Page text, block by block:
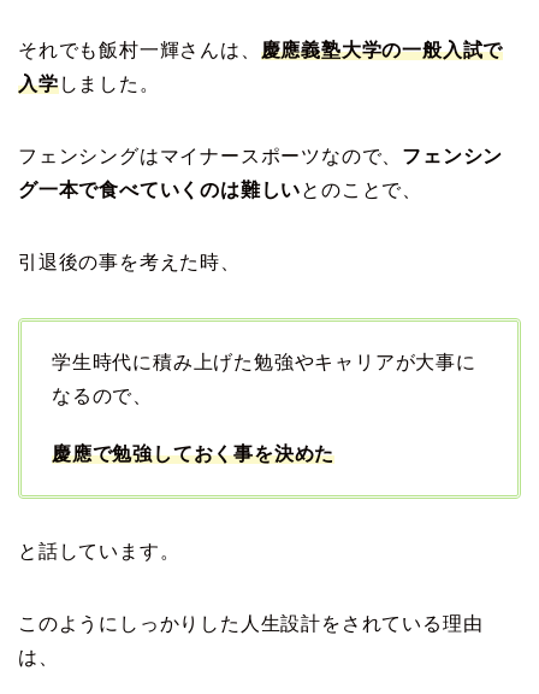
それでも飯村一輝さんは、 慶應義塾大学の一般入試で
入学しました。
フェンシングはマイナースポーツなので、 フェンシン
グ一本で食べていくのは難しいとのことで、
引退後の事を考えた時、
学生時代に積み上げた勉強やキャリアが大事に
なるので、
慶應で勉強しておく事を決めた
と話しています。
このようにしっかりした人生設計をされている理由
は、